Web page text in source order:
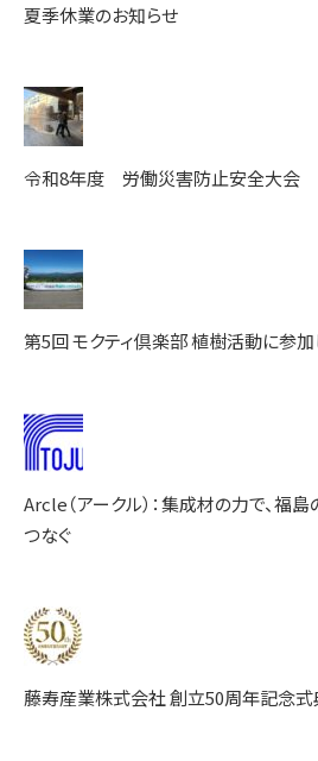
夏季休業のお知らせ
令和8年度 労働災害防止安全大会
第5回 モクティ倶楽部 植樹活動に参加
Arcle（アークル）：集成材の力で、福
つなぐ
藤寿産業株式会社 創立50周年記念式